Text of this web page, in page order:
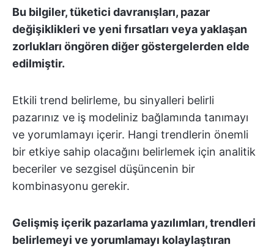
Bu bilgiler, tüketici davranışları, pazar
değişiklikleri ve yeni fırsatları veya yaklaşan
zorlukları öngören diğer göstergelerden elde
edilmiştir.
Etkili trend belirleme, bu sinyalleri belirli
pazarınız ve iş modeliniz bağlamında tanımayı
ve yorumlamayı içerir. Hangi trendlerin önemli
bir etkiye sahip olacağını belirlemek için analitik
beceriler ve sezgisel düşüncenin bir
kombinasyonu gerekir.
Gelişmiş içerik pazarlama yazılımları, trendleri
belirlemeyi ve yorumlamayı kolaylaştıran